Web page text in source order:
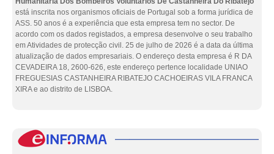
está inscrita nos organismos oficiais de Portugal sob a forma jurídica de
ASS. 50 anos é a experiência que esta empresa tem no sector. De
acordo com os dados registados, a empresa desenvolve o seu trabalho
em Atividades de protecção civil. 25 de julho de 2026 é a data da última
atualização de dados empresariais. O endereço desta empresa é R DA
CEVADEIRA 18, 2600-626, este endereço pertence localidade UNIAO
FREGUESIAS CASTANHEIRA RIBATEJO CACHOEIRAS VILA FRANCA
XIRA e ao distrito de LISBOA.